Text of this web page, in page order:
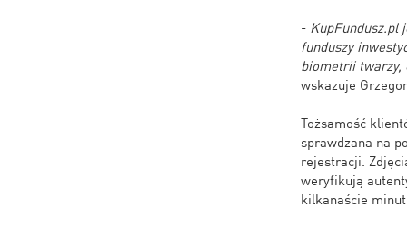
- KupFundusz.pl
funduszy
biometrii twarzy,
wskazuje
Tożsamość
sprawdzana na
rejestracji.
weryfikują
kilkanaście